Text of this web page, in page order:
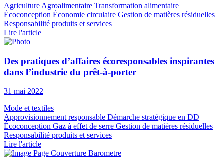
Agriculture Agroalimentaire Transformation alimentaire
Écoconception Économie circulaire Gestion de matières résiduelles
Responsabilité produits et services
Lire l'article
Des pratiques d’affaires écoresponsables inspirantes
dans l’industrie du prêt-à-porter
31 mai 2022
Mode et textiles
Approvisionnement responsable Démarche stratégique en DD
Écoconception Gaz à effet de serre Gestion de matières résiduelles
Responsabilité produits et services
Lire l'article